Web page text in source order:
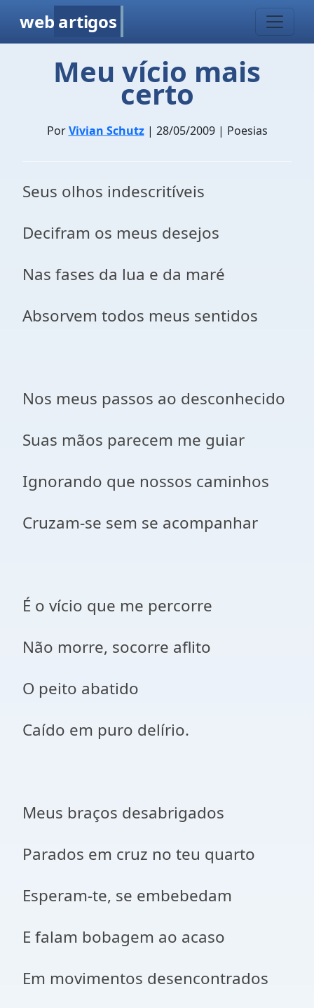
web artigos
Meu vício mais
certo
PorVivian Schutz| 28/05/2009 | Poesias
Seus olhos indescritíveis
Decifram os meus desejos
Nas fases da lua e da maré
Absorvem todos meus sentidos
Nos meus passos ao desconhecido
Suas mãos parecem me guiar
Ignorando que nossos caminhos
Cruzam-se sem se acompanhar
É o vício que me percorre
Não morre, socorre aflito
O peito abatido
Caído em puro delírio.
Meus braços desabrigados
Parados em cruz no teu quarto
Esperam-te, se embebedam
E falam bobagem ao acaso
Em movimentos desencontrados